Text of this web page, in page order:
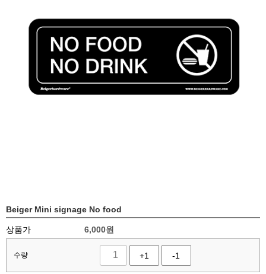
Beiger Mini signage No food
상품가 6,000원
수량 +1 -1